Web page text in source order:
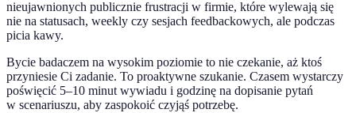
nieujawnionych publicznie frustracji w firmie, które wylewają się
nie na statusach, weekly czy sesjach feedbackowych, ale podczas
picia kawy.
Bycie badaczem na wysokim poziomie to nie czekanie, aż ktoś
przyniesie Ci zadanie. To proaktywne szukanie. Czasem wystarczy
poświęcić 5–10 minut wywiadu i godzinę na dopisanie pytań
w scenariuszu, aby zaspokoić czyjąś potrzebę.